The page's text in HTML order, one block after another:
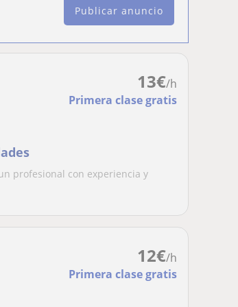
Publicar anuncio
13€/h
Primera clase gratis
profesional con experiencia y
12€/h
Primera clase gratis